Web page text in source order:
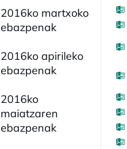
2016ko martxoko
ebazpenak
2016ko apirileko
ebazpenak
2016ko
maiatzaren
ebazpenak